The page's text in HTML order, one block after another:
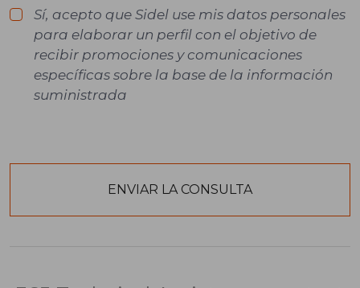
Sí, acepto que Sidel use mis datos personales
para elaborar un perfil con el objetivo de
recibir promociones y comunicaciones
específicas sobre la base de la información
suministrada